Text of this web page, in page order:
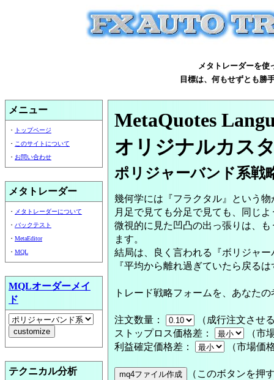
メタトレーダーを使
目標は、何もせずとも勝
MetaQuotes
オリジナルカス
ポリジャーバンド系戦
幾何学には『フラクタル』という
月足で見ても分足で見ても、同じ
微視的に見た凹凸の出っ張りは、
ます。
結局は、良く言われる『ボリジャ
『平均から離れ過ぎていたら戻る
トレード戦略フォームを、あなた
注文数量：
（成行注文させ
ストップロス価格差：
（市
利益確定価格差：
（市場価
（このボタンを押
メニュー
・
トップページ
・ このサイトについて
・ お問い合わせ
メタトレーダー
・
メタトレーダーについて
・ バックテスト
・ MetaEditor
・ MQL
MQLオーダーメイ
ド
テクニカル分析